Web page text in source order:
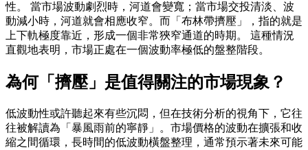
性。 當市場波動劇烈時，河道會變寬；當市場交投清淡、波
動減小時，河道就會相應收窄。而「布林帶擠壓」，指的就是
上下軌極度靠近，形成一個非常狹窄通道的時期。 這種情況
直觀地表明，市場正處在一個波動率極低的盤整階段。
為何「擠壓」是值得關注的市場現象？
低波動性或許聽起來有些沉悶，但在技術分析的視角下，它往
往被解讀為「暴風雨前的寧靜」。市場價格的波動在擴張和收
縮之間循環，長時間的低波動橫盤整理，通常預示著未來可能